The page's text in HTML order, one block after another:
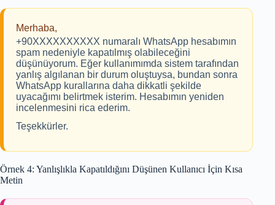
Merhaba,
+90XXXXXXXXXX numaralı WhatsApp hesabımın
spam nedeniyle kapatılmış olabileceğini
düşünüyorum. Eğer kullanımımda sistem tarafından
yanlış algılanan bir durum oluştuysa, bundan sonra
WhatsApp kurallarına daha dikkatli şekilde
uyacağımı belirtmek isterim. Hesabımın yeniden
incelenmesini rica ederim.
Teşekkürler.
Örnek 4: Yanlışlıkla Kapatıldığını Düşünen Kullanıcı İçin Kısa
Metin